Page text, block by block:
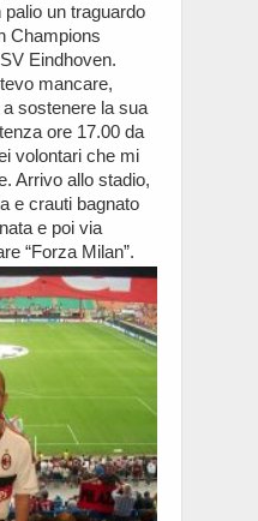
un traguardo
Champions
Eindhoven.
mancare,
sostenere la sua
ore 17.00 da
volontari che mi
Arrivo allo stadio,
e crauti bagnato
e poi via
“Forza Milan”.